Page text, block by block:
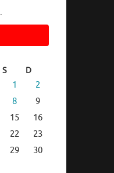
.
S D
1
2
8
9
15
16
22
23
29
30